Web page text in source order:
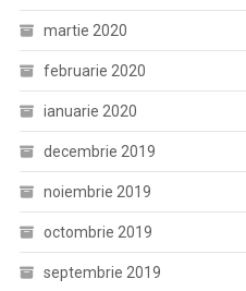
martie 2020
februarie 2020
ianuarie 2020
decembrie 2019
noiembrie 2019
octombrie 2019
septembrie 2019